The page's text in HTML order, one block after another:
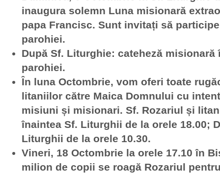
inaugura solemn Luna misionară
papa Francisc. Sunt invitați să
parohiei.
După Sf. Liturghie: cateheză misionară
parohiei.
În luna Octombrie, vom oferi toate
litaniilor către Maica Domnului cu
misiuni și misionari. Sf. Rozariul și
înaintea Sf. Liturghii de la orele 18.00;
Liturghii de la orele 10.30.
Vineri, 18 Octombrie la orele 17.10 în
milion de copii se roagă Rozariul